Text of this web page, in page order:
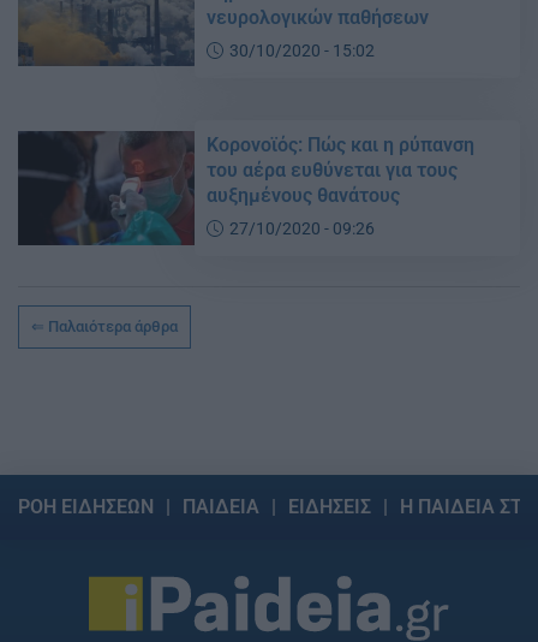
νευρολογικών παθήσεων
30/10/2020 - 15:02
Κορονοϊός: Πώς και η ρύπανση
του αέρα ευθύνεται για τους
αυξημένους θανάτους
27/10/2020 - 09:26
Παλαιότερα άρθρα
ΡΟΗ ΕΙΔΗΣΕΩΝ ΠΑΙΔΕΙΑ ΕΙΔΗΣΕΙΣ Η ΠΑΙΔΕΙΑ